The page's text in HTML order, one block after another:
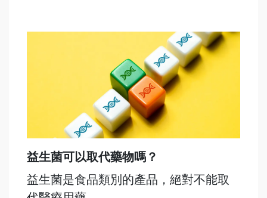
益生菌可以取代藥物嗎？
益生菌是食品類別的產品，絕對不能取